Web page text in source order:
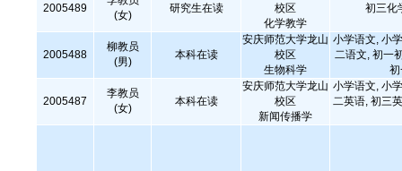
2005489
(女)
研究生在读
校区
化学教学
初三化
2005488
柳教员
(男)
本科在读
安庆师范大学龙山
校区
生物科学
小学语文, 小
二语文, 初一
2005487
李教员
(女)
本科在读
安庆师范大学龙山
校区
新闻传播学
小学语文, 小
二英语, 初三